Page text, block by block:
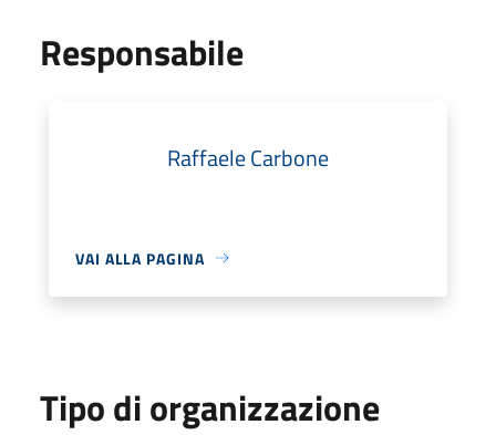
Responsabile
Raffaele Carbone
VAI ALLA PAGINA
Tipo di organizzazione